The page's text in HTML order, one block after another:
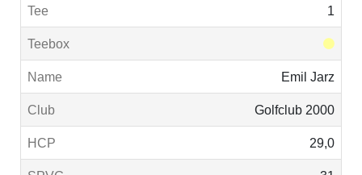
1
Emil Jarz
Golfclub 2000
29,0